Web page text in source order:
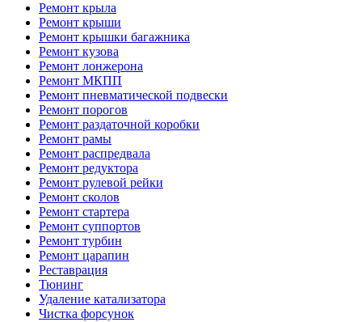
Ремонт крыла
Ремонт крыши
Ремонт крышки багажника
Ремонт кузова
Ремонт лонжерона
Ремонт МКПП
Ремонт пневматической подвески
Ремонт порогов
Ремонт раздаточной коробки
Ремонт рамы
Ремонт распредвала
Ремонт редуктора
Ремонт рулевой рейки
Ремонт сколов
Ремонт стартера
Ремонт суппортов
Ремонт турбин
Ремонт царапин
Реставрация
Тюнинг
Удаление катализатора
Чистка форсунок